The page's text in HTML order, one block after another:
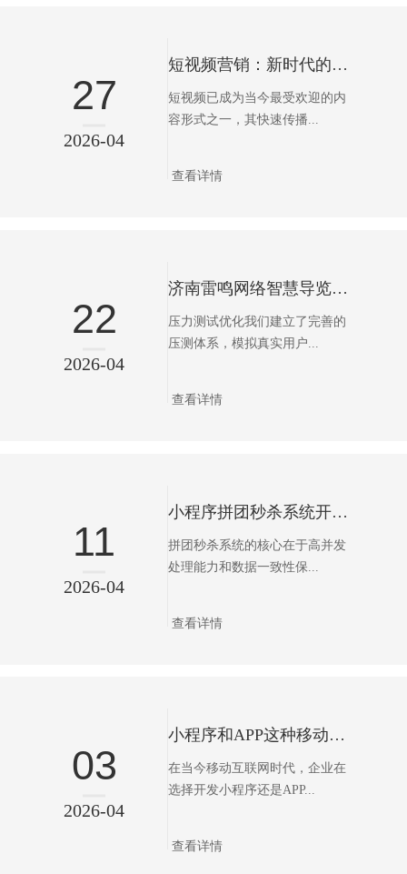
27
2026-04
短视频营销：新时代的流量增长引擎
短视频已成为当今最受欢迎的内
容形式之一，其快速传播...
查看详情
22
2026-04
济南雷鸣网络智慧导览性能优化篇——全链路性能监控，确保导航系统毫秒级响应体验
压力测试优化我们建立了完善的
压测体系，模拟真实用户...
查看详情
11
2026-04
小程序拼团秒杀系统开发市场背景与需求
拼团秒杀系统的核心在于高并发
处理能力和数据一致性保...
查看详情
03
2026-04
小程序和APP这种移动端的项目你会怎样选择
在当今移动互联网时代，企业在
选择开发小程序还是APP...
查看详情